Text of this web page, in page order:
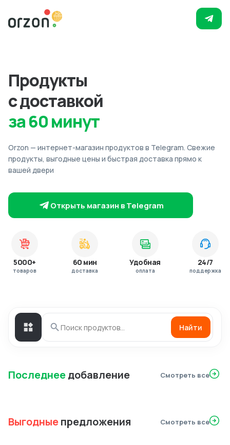
Продукты
с доставкой
за 60 минут
Orzon — интернет-магазин продуктов в Telegram. Свежие
продукты, выгодные цены и быстрая доставка прямо к
вашей двери
Открыть магазин в Telegram
5000+
товаров
60 мин
доставка
Удобная
оплата
24/7
поддержка
Найти
Последнеедобавление Смотреть все
Выгодныепредложения Смотреть все